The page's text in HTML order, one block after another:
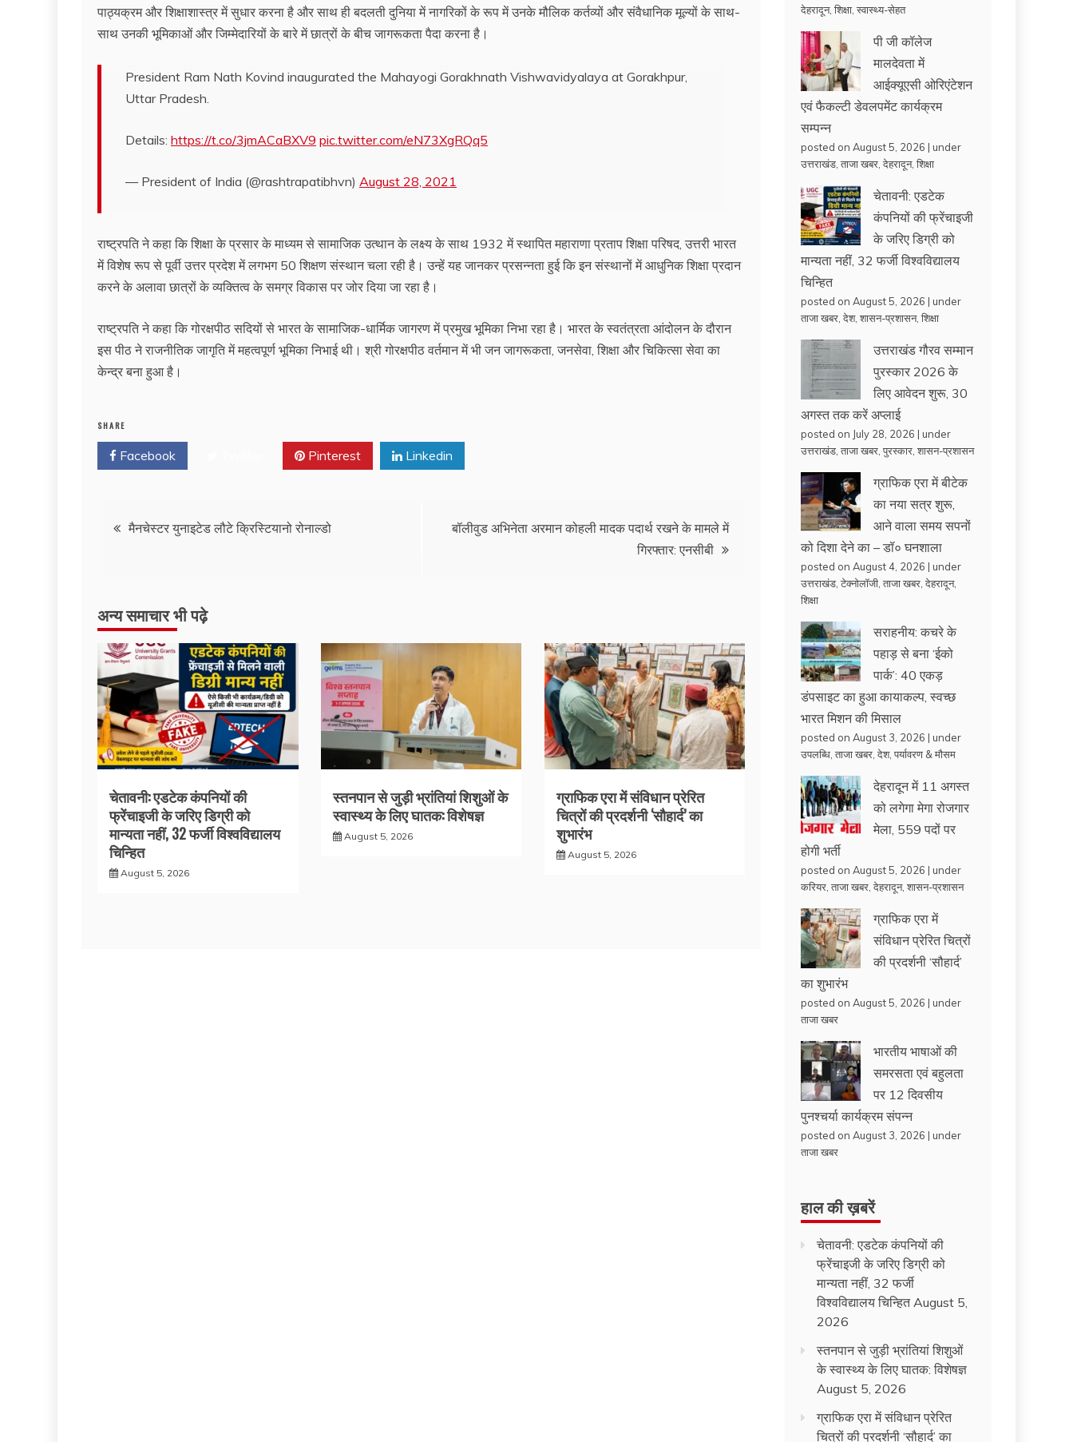
पाठ्यक्रम और शिक्षाशास्त्र में सुधार करना है और साथ ही बदलती दुनिया में नागरिकों के रूप में उनके मौलिक कर्तव्यों और संवैधानिक मूल्यों के साथ-
साथ उनकी भूमिकाओं और जिम्मेदारियों के बारे में छात्रों के बीच जागरूकता पैदा करना है।
President Ram Nath Kovind inaugurated the Mahayogi Gorakhnath Vishwavidyalaya at Gorakhpur,
Uttar Pradesh.
Details: https://t.co/3jmACaBXV9 pic.twitter.com/eN73XgRQq5
— President of India (@rashtrapatibhvn) August 28, 2021
राष्ट्रपति ने कहा कि शिक्षा के प्रसार के माध्यम से सामाजिक उत्थान के लक्ष्य के साथ 1932 में स्थापित महाराणा प्रताप शिक्षा परिषद, उत्तरी भारत
में विशेष रूप से पूर्वी उत्तर प्रदेश में लगभग 50 शिक्षण संस्थान चला रही है। उन्हें यह जानकर प्रसन्नता हुई कि इन संस्थानों में आधुनिक शिक्षा प्रदान
करने के अलावा छात्रों के व्यक्तित्व के समग्र विकास पर जोर दिया जा रहा है।
राष्ट्रपति ने कहा कि गोरक्षपीठ सदियों से भारत के सामाजिक-धार्मिक जागरण में प्रमुख भूमिका निभा रहा है। भारत के स्वतंत्रता आंदोलन के दौरान
इस पीठ ने राजनीतिक जागृति में महत्वपूर्ण भूमिका निभाई थी। श्री गोरक्षपीठ वर्तमान में भी जन जागरूकता, जनसेवा, शिक्षा और चिकित्सा सेवा का
केन्द्र बना हुआ है।
SHARE
Facebook Pinterest Linkedin
Postमैनचेस्टर युनाइटेड लौटे क्रिस्टियानो रोनाल्डो
बॉलीवुड अभिनेता अरमान कोहली मादक पदार्थ रखने के मामले में
गिरफ्तार: एनसीबी
अन्य समाचार भी पढ़े
चेतावनी: एडटेक कंपनियों की
फ्रेंचाइजी के जरिए डिग्री को
मान्यता नहीं, 32 फर्जी विश्वविद्यालय
चिन्हित
August 5, 2026
स्तनपान से जुड़ी भ्रांतियां शिशुओं के
स्वास्थ्य के लिए घातक: विशेषज्ञ
August 5, 2026
ग्राफिक एरा में संविधान प्रेरित
चित्रों की प्रदर्शनी ‘सौहार्द’ का
शुभारंभ
August 5, 2026
देहरादून,शिक्षा ,स्वास्थ्य-सेहत
पी जी कॉलेज
मालदेवता में
आईक्यूएसी ओरिएंटेशन
एवं फैकल्टी डेवलपमेंट कार्यक्रम
सम्पन्न
posted on August 5, 2026 | under
उत्तराखंड ,ताजा खबर ,देहरादून,शिक्षा
चेतावनी: एडटेक
कंपनियों की फ्रेंचाइजी
के जरिए डिग्री को
मान्यता नहीं, 32 फर्जी विश्वविद्यालय
चिन्हित
posted on August 5, 2026 | under
ताजा खबर ,देश,शासन-प्रशासन,शिक्षा
उत्तराखंड गौरव सम्मान
पुरस्कार 2026 के
लिए आवेदन शुरू, 30
अगस्त तक करें अप्लाई
posted on July 28, 2026 | under
उत्तराखंड ,ताजा खबर ,पुरस्कार ,शासन-प्रशासन
ग्राफिक एरा में बीटेक
का नया सत्र शुरू,
आने वाला समय सपनों
को दिशा देने का – डॉ० घनशाला
posted on August 4, 2026 | under
उत्तराखंड ,टेक्नोलॉजी ,ताजा खबर ,देहरादून,
शिक्षा
सराहनीय: कचरे के
पहाड़ से बना ‘ईको
पार्क’: 40 एकड़
डंपसाइट का हुआ कायाकल्प, स्वच्छ
भारत मिशन की मिसाल
posted on August 3, 2026 | under
उपलब्धि ,ताजा खबर ,देश,पर्यावरण & मौसम
देहरादून में 11 अगस्त
को लगेगा मेगा रोजगार
मेला, 559 पदों पर
होगी भर्ती
posted on August 5, 2026 | under
करियर ,ताजा खबर ,देहरादून,शासन-प्रशासन
ग्राफिक एरा में
संविधान प्रेरित चित्रों
की प्रदर्शनी ‘सौहार्द’
का शुभारंभ
posted on August 5, 2026 | under
ताजा खबर
भारतीय भाषाओं की
समरसता एवं बहुलता
पर 12 दिवसीय
पुनश्चर्या कार्यक्रम संपन्न
posted on August 3, 2026 | under
ताजा खबर
हाल की ख़बरें
चेतावनी: एडटेक कंपनियों की
फ्रेंचाइजी के जरिए डिग्री को
मान्यता नहीं, 32 फर्जी
विश्वविद्यालय चिन्हित August 5,
2026
स्तनपान से जुड़ी भ्रांतियां शिशुओं
के स्वास्थ्य के लिए घातक: विशेषज्ञ
August 5, 2026
ग्राफिक एरा में संविधान प्रेरित
चित्रों की प्रदर्शनी ‘सौहार्द’ का